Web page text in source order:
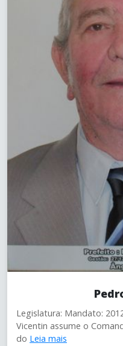
Legislatura: Mandato:
Vicentin assume o
do Leia mais